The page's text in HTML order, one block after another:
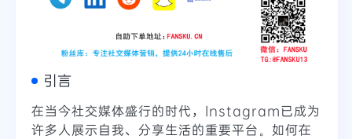
引言
在当今社交媒体盛行的时代，Instagram已成为
许多人展示自我、分享生活的重要平台。如何在